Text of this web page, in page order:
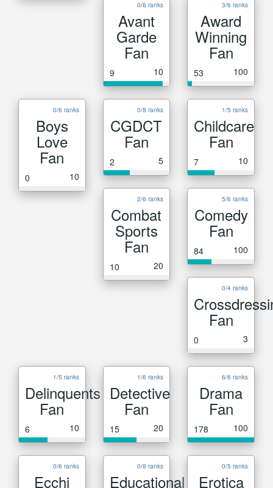
0/6 ranks
Avant
Garde
Fan
9 10
3/6 ranks
Award
Winning
Fan
53 100
0/6 ranks
Boys
Love
Fan
0 10
0/8 ranks
CGDCT
Fan
2 5
1/5 ranks
Childcare
Fan
7 10
2/6 ranks
Combat
Sports
Fan
10 20
5/6 ranks
Comedy
Fan
84 100
0/4 ranks
Fan
0 3
1/5 ranks
Delinquents
Fan
6 10
1/6 ranks
Detective
Fan
15 20
6/6 ranks
Drama
Fan
178 100
0/6 ranks
Ecchi
0/8 ranks
Educational
0/5 ranks
Erotica